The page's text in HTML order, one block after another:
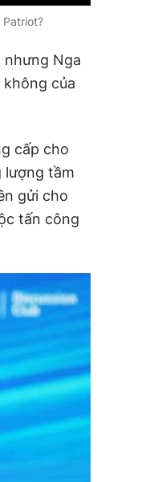
nhưng Nga
của
cấp cho
lượng tầm
gửi cho
tấn công